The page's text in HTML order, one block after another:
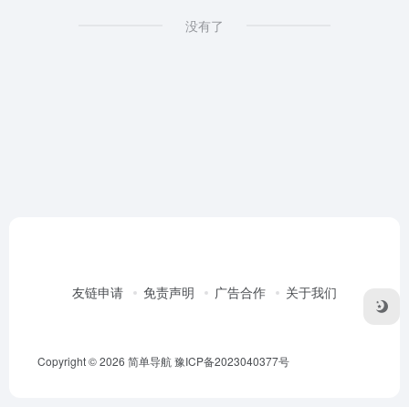
没有了
友链申请 免责声明 广告合作 关于我们
Copyright © 2026 简单导航豫ICP备2023040377号